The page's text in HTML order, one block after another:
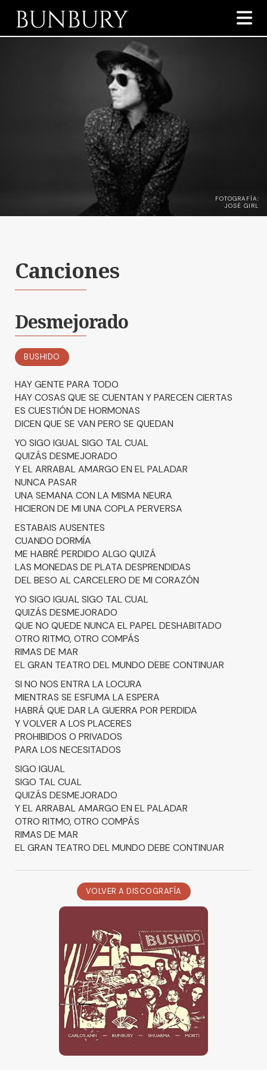
BUNBURY 
FOTOGRAFÍA:
JOSÉ GIRL
Canciones
Desmejorado
BUSHIDO
HAY GENTE PARA TODO
HAY COSAS QUE SE CUENTAN Y PARECEN CIERTAS
ES CUESTIÓN DE HORMONAS
DICEN QUE SE VAN PERO SE QUEDAN
YO SIGO IGUAL SIGO TAL CUAL
QUIZÁS DESMEJORADO
Y EL ARRABAL AMARGO EN EL PALADAR
NUNCA PASAR
UNA SEMANA CON LA MISMA NEURA
HICIERON DE MI UNA COPLA PERVERSA
ESTABAIS AUSENTES
CUANDO DORMÍA
ME HABRÉ PERDIDO ALGO QUIZÁ
LAS MONEDAS DE PLATA DESPRENDIDAS
DEL BESO AL CARCELERO DE MI CORAZÓN
YO SIGO IGUAL SIGO TAL CUAL
QUIZÁS DESMEJORADO
QUE NO QUEDE NUNCA EL PAPEL DESHABITADO
OTRO RITMO, OTRO COMPÁS
RIMAS DE MAR
EL GRAN TEATRO DEL MUNDO DEBE CONTINUAR
SI NO NOS ENTRA LA LOCURA
MIENTRAS SE ESFUMA LA ESPERA
HABRÁ QUE DAR LA GUERRA POR PERDIDA
Y VOLVER A LOS PLACERES
PROHIBIDOS O PRIVADOS
PARA LOS NECESITADOS
SIGO IGUAL
SIGO TAL CUAL
QUIZÁS DESMEJORADO
Y EL ARRABAL AMARGO EN EL PALADAR
OTRO RITMO, OTRO COMPÁS
RIMAS DE MAR
EL GRAN TEATRO DEL MUNDO DEBE CONTINUAR
VOLVER A DISCOGRAFÍA